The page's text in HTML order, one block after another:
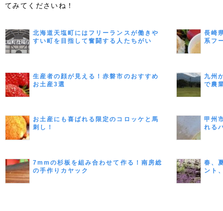
てみてくださいね！
北海道天塩町にはフリーランスが働きや
すい町を目指して奮闘する人たちがい
長崎
系フ
生産者の顔が見える！赤磐市のおすすめ
お土産3選
九州
で農
お土産にも喜ばれる限定のコロッケと馬
刺し！
甲州
れる
7mmの杉板を組み合わせて作る！南房総
の手作りカヤック
春、
ント